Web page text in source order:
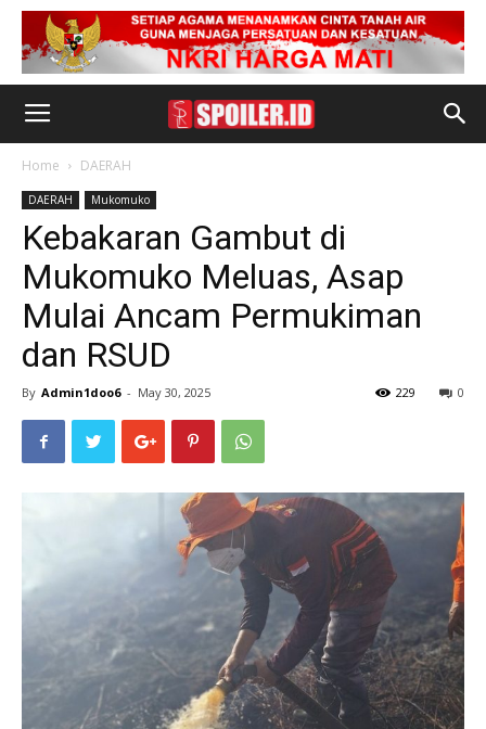
Home DAERAH
DAERAH Mukomuko
Kebakaran Gambut di
Mukomuko Meluas, Asap
Mulai Ancam Permukiman
dan RSUD
By Admin1doo6 - May 30, 2025 0
229